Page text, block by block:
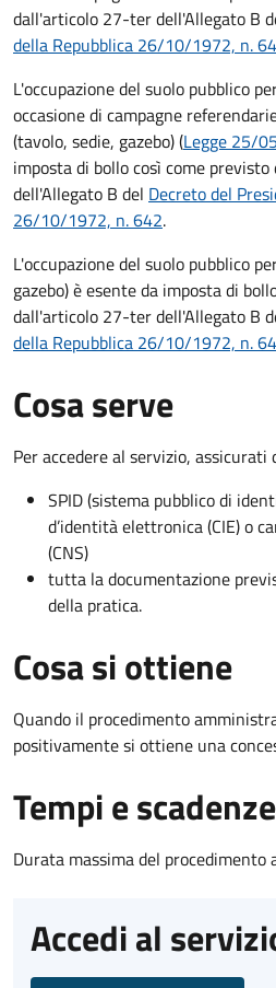
dall'articolo 27-ter dell'Allegato B
della Repubblica 26/10/1972, n.
L'occupazione del suolo pubblico
occasione di campagne
(tavolo, sedie, gazebo) (Legge 25/
imposta di bollo così come
dell'Allegato B del Decreto del
26/10/1972, n. 642.
L'occupazione del suolo pubblico
gazebo) è esente da imposta di
dall'articolo 27-ter dell'Allegato B
della Repubblica 26/10/1972, n.
Cosa serve
Per accedere al servizio, assicurati
SPID (sistema pubblico di
d’identità elettronica (CIE) o
(CNS)
tutta la documentazione
della pratica.
Cosa si ottiene
Quando il procedimento
positivamente si ottiene una
Tempi e scadenze
Durata massima del
Accedi al